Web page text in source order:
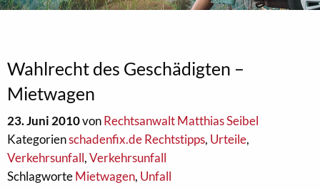
Wahlrecht des Geschädigten –
Mietwagen
23. Juni 2010vonRechtsanwalt Matthias Seibel
Kategorienschadenfix.de Rechtstipps, Urteile,
Verkehrsunfall,Verkehrsunfall
SchlagworteMietwagen, Unfall